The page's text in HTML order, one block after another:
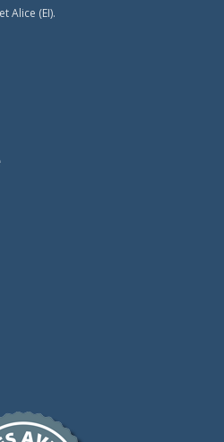
Alice (EI).